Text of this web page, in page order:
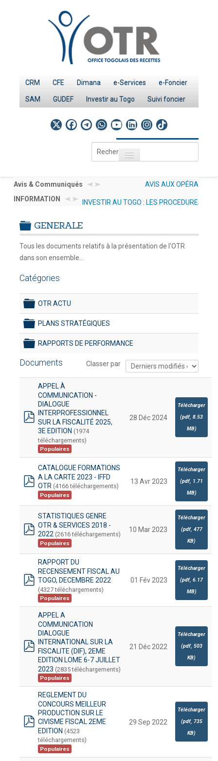
CRM CFE Dimana e-Services e-Foncier
SAM GUDEF Investir au Togo Suivi foncier
Rechercher
Toggle navigation
Page d'Accueil
IMPÔTS
Douane Togolaise
DOCUMENTATION
CONTACT
Avis & Communiqués
AVIS AUX OPÉRATEURS
ÉCONOMIQUES N°
DÉCLARATIONS À UN UNIQUE
INFORMATION
INVESTIR AU TOGO : LES
folder
GENERALE
Tous les documents relatifs à la présentation de l'OTR
dans son ensemble...
Catégories
folder
OTR ACTU
folder
PLANS STRATÉGIQUES
RAPPORTS DE PERFORMANCE
Documents Classer par
pdf
APPEL À
COMMUNICATION -
DIALOGUE
INTERPROFESSIONNEL
SUR LA FISCALITÉ 2025,
3E EDITION (1974
téléchargements)
Populaires
28 Déc 2024
Télécharger
(pdf, 8.53
MB)
pdf
CATALOGUE FORMATIONS
A LA CARTE 2023 - IFFD
OTR (4166 téléchargements)
Populaires
13 Avr 2023
Télécharger
(pdf, 1.71
MB)
pdf
STATISTIQUES GENRE
OTR & SERVICES 2018 -
2022 (2616 téléchargements)
Populaires
10 Mar 2023
Télécharger
(pdf, 477
KB)
pdf
RAPPORT DU
RECENSEMENT FISCAL AU
TOGO, DECEMBRE 2022
(4327 téléchargements)
Populaires
01 Fév 2023
Télécharger
(pdf, 6.17
MB)
pdf
APPEL A
COMMUNICATION
DIALOGUE
INTERNATIONAL SUR LA
FISCALITE (DIF), 2EME
EDITION LOME 6-7 JUILLET
2023 (2835 téléchargements)
Populaires
21 Déc 2022
Télécharger
(pdf, 503
KB)
pdf
REGLEMENT DU
CONCOURS MEILLEUR
PRODUCTION SUR LE
CIVISME FISCAL 2EME
EDITION (4523
téléchargements)
Populaires
29 Sep 2022
Télécharger
(pdf, 735
KB)